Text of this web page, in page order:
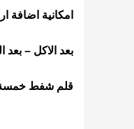
امكانية
بعد الاكل – بعد
قلم شفط خمسة